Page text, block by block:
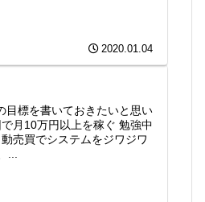
2020.01.04
目標を書いておきたいと思い
月10万円以上を稼ぐ 勉強中
売買でシステムをジワジワ
...